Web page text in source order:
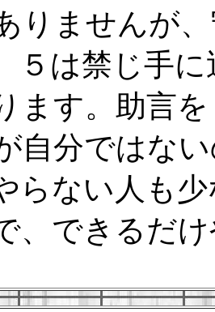
りませんが
５は禁じ手
ます。助言
自分ではな
らない人も
、できるだ